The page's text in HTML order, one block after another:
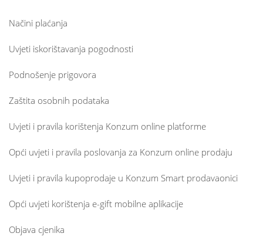
Načini plaćanja
Uvjeti iskorištavanja pogodnosti
Podnošenje prigovora
Zaštita osobnih podataka
Uvjeti i pravila korištenja Konzum online platforme
Opći uvjeti i pravila poslovanja za Konzum online prodaju
Uvjeti i pravila kupoprodaje u Konzum Smart prodavaonici
Opći uvjeti korištenja e-gift mobilne aplikacije
Objava cjenika